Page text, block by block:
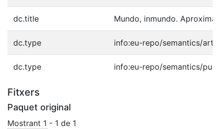
dc.title Mundo, inmundo.
dc.type info:eu-repo/semantics/
dc.type info:eu-repo/semantics/
Fitxers
Paquet original
Mostrant 1 - 1 de 1